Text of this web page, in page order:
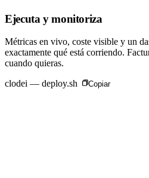
Ejecuta y monitoriza
Métricas en vivo, coste visible y un
exactamente qué está corriendo.
cuando quieras.
clodei — deploy.sh
Copiar